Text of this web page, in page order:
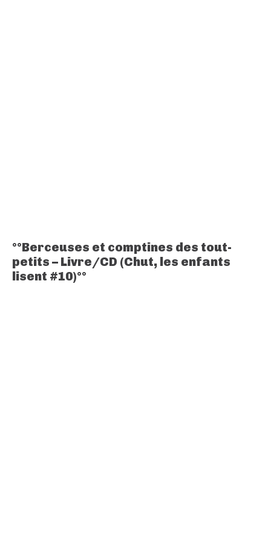
°°Berceuses et comptines des tout-
petits – Livre/CD (Chut, les enfants
lisent #10)°°